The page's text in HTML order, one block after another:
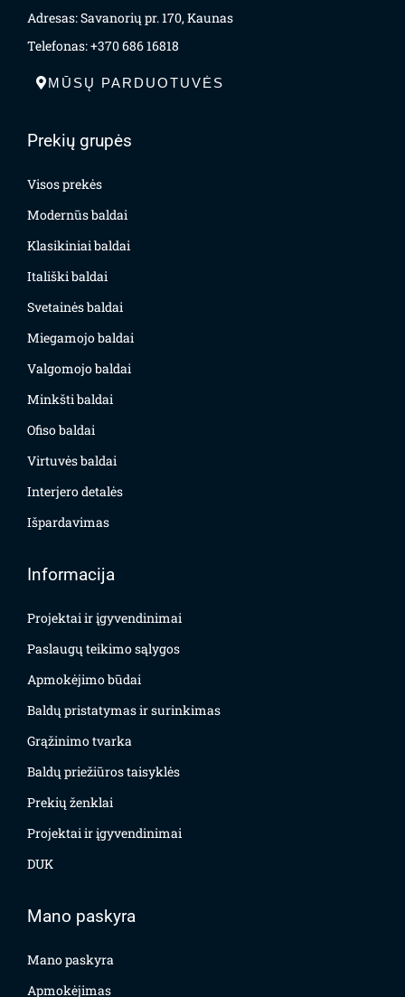
Adresas: Savanorių pr. 170, Kaunas
Telefonas: +370 686 16818
MŪSŲ PARDUOTUVĖS
Prekių grupės
Visos prekės
Modernūs baldai
Klasikiniai baldai
Itališki baldai
Svetainės baldai
Miegamojo baldai
Valgomojo baldai
Minkšti baldai
Ofiso baldai
Virtuvės baldai
Interjero detalės
Išpardavimas
Informacija
Projektai ir įgyvendinimai
Paslaugų teikimo sąlygos
Apmokėjimo būdai
Baldų pristatymas ir surinkimas
Grąžinimo tvarka
Baldų priežiūros taisyklės
Prekių ženklai
Projektai ir įgyvendinimai
DUK
Mano paskyra
Mano paskyra
Apmokėjimas